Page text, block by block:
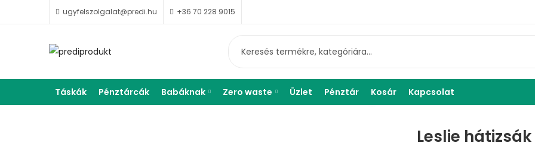
ugyfelszolgalat@predi.hu +36 70 228 9015
Táskák Pénztárcák Babáknak Zero waste Üzlet Pénztár Kosár Kapcsolat
Leslie hátizsák